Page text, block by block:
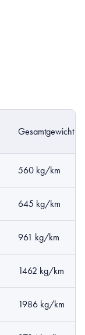
Gesamtgewicht
560 kg/km
645 kg/km
961 kg/km
1462 kg/km
1986 kg/km